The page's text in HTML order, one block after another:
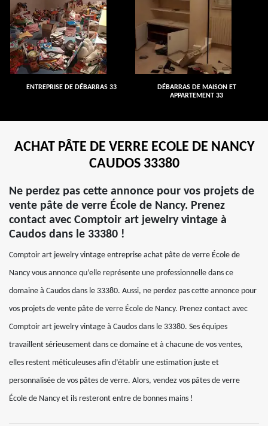
ENTREPRISE DE DÉBARRAS 33
DÉBARRAS DE MAISON ET
APPARTEMENT 33
ACHAT PÂTE DE VERRE ECOLE DE NANCY
CAUDOS 33380
Ne perdez pas cette annonce pour vos projets de
vente pâte de verre École de Nancy. Prenez
contact avec Comptoir art jewelry vintage à
Caudos dans le 33380 !
Comptoir art jewelry vintage entreprise achat pâte de verre École de
Nancy vous annonce qu’elle représente une professionnelle dans ce
domaine à Caudos dans le 33380. Aussi, ne perdez pas cette annonce pour
vos projets de vente pâte de verre École de Nancy. Prenez contact avec
Comptoir art jewelry vintage à Caudos dans le 33380. Ses équipes
travaillent sérieusement dans ce domaine et à chacune de vos ventes,
elles restent méticuleuses afin d’établir une estimation juste et
personnalisée de vos pâtes de verre. Alors, vendez vos pâtes de verre
École de Nancy et ils resteront entre de bonnes mains !